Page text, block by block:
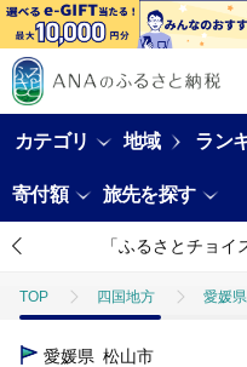
カテゴリ 地域 ラン
寄付額 旅先を探す
「ふるさとチョ
TOP 四国地方 愛媛県
TOP
愛媛県 松山市